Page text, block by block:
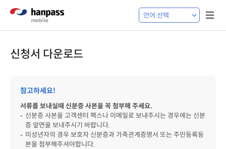
신청서 다운로드
참고하세요!
서류를 보내실때 신분증 사본을 꼭 첨부해 주세요.
신분증 사본을 고객센터 팩스나 이메일로 보내주시는 경우에는 신분
증 앞면을 보내주시기 바랍니다.
미성년자의 경우 보호자 신분증과 가족관계증명서 또는 주민등록등
본을 첨부해주셔야합니다.